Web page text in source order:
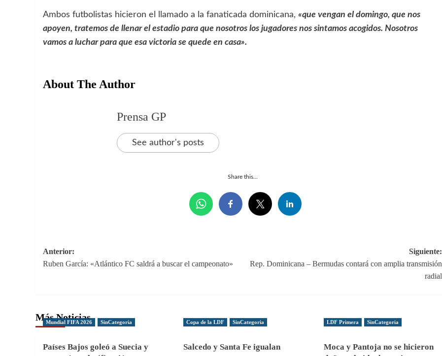
Ambos futbolistas hicieron el llamado a la fanaticada dominicana, «que vengan el domingo, que nos
apoyen, tratemos de llenar el estadio para que nosotros los jugadores nos sintamos acogidos. Nosotros
vamos a luchar para que esa victoria se quede en casa».
About The Author
Prensa GP
See author's posts
Share this...
Navegación
de
Anterior:
Ruben García: «Atlántico FC saldrá a buscar el campeonato»
Siguiente:
Rep. Dominicana – Bermudas contará con amplia transmisión
radial
Más Noticias
Mundial FIFA 2026 SinCategoria
Países Bajos goleó a Suecia y
Copa de la LDF SinCategoria
Salcedo y Santa Fe igualan
LDF Primera SinCategoria
Moca y Pantoja no se hicieron